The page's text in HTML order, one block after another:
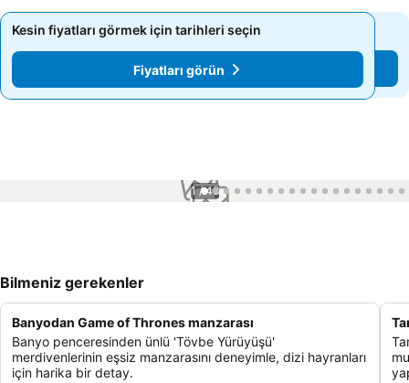
Kesin fiyatları görmek için tarihleri seçin
Fiyatları görün
Kesin fiyatları görmek için tarihleri seçin
Fiyatları görün
1 / 48
Bilmeniz gerekenler
Banyodan Game of Thrones manzarası
Banyo penceresinden ünlü 'Tövbe Yürüyüşü'
merdivenlerinin eşsiz manzarasını deneyimle, dizi hayranları
için harika bir detay.